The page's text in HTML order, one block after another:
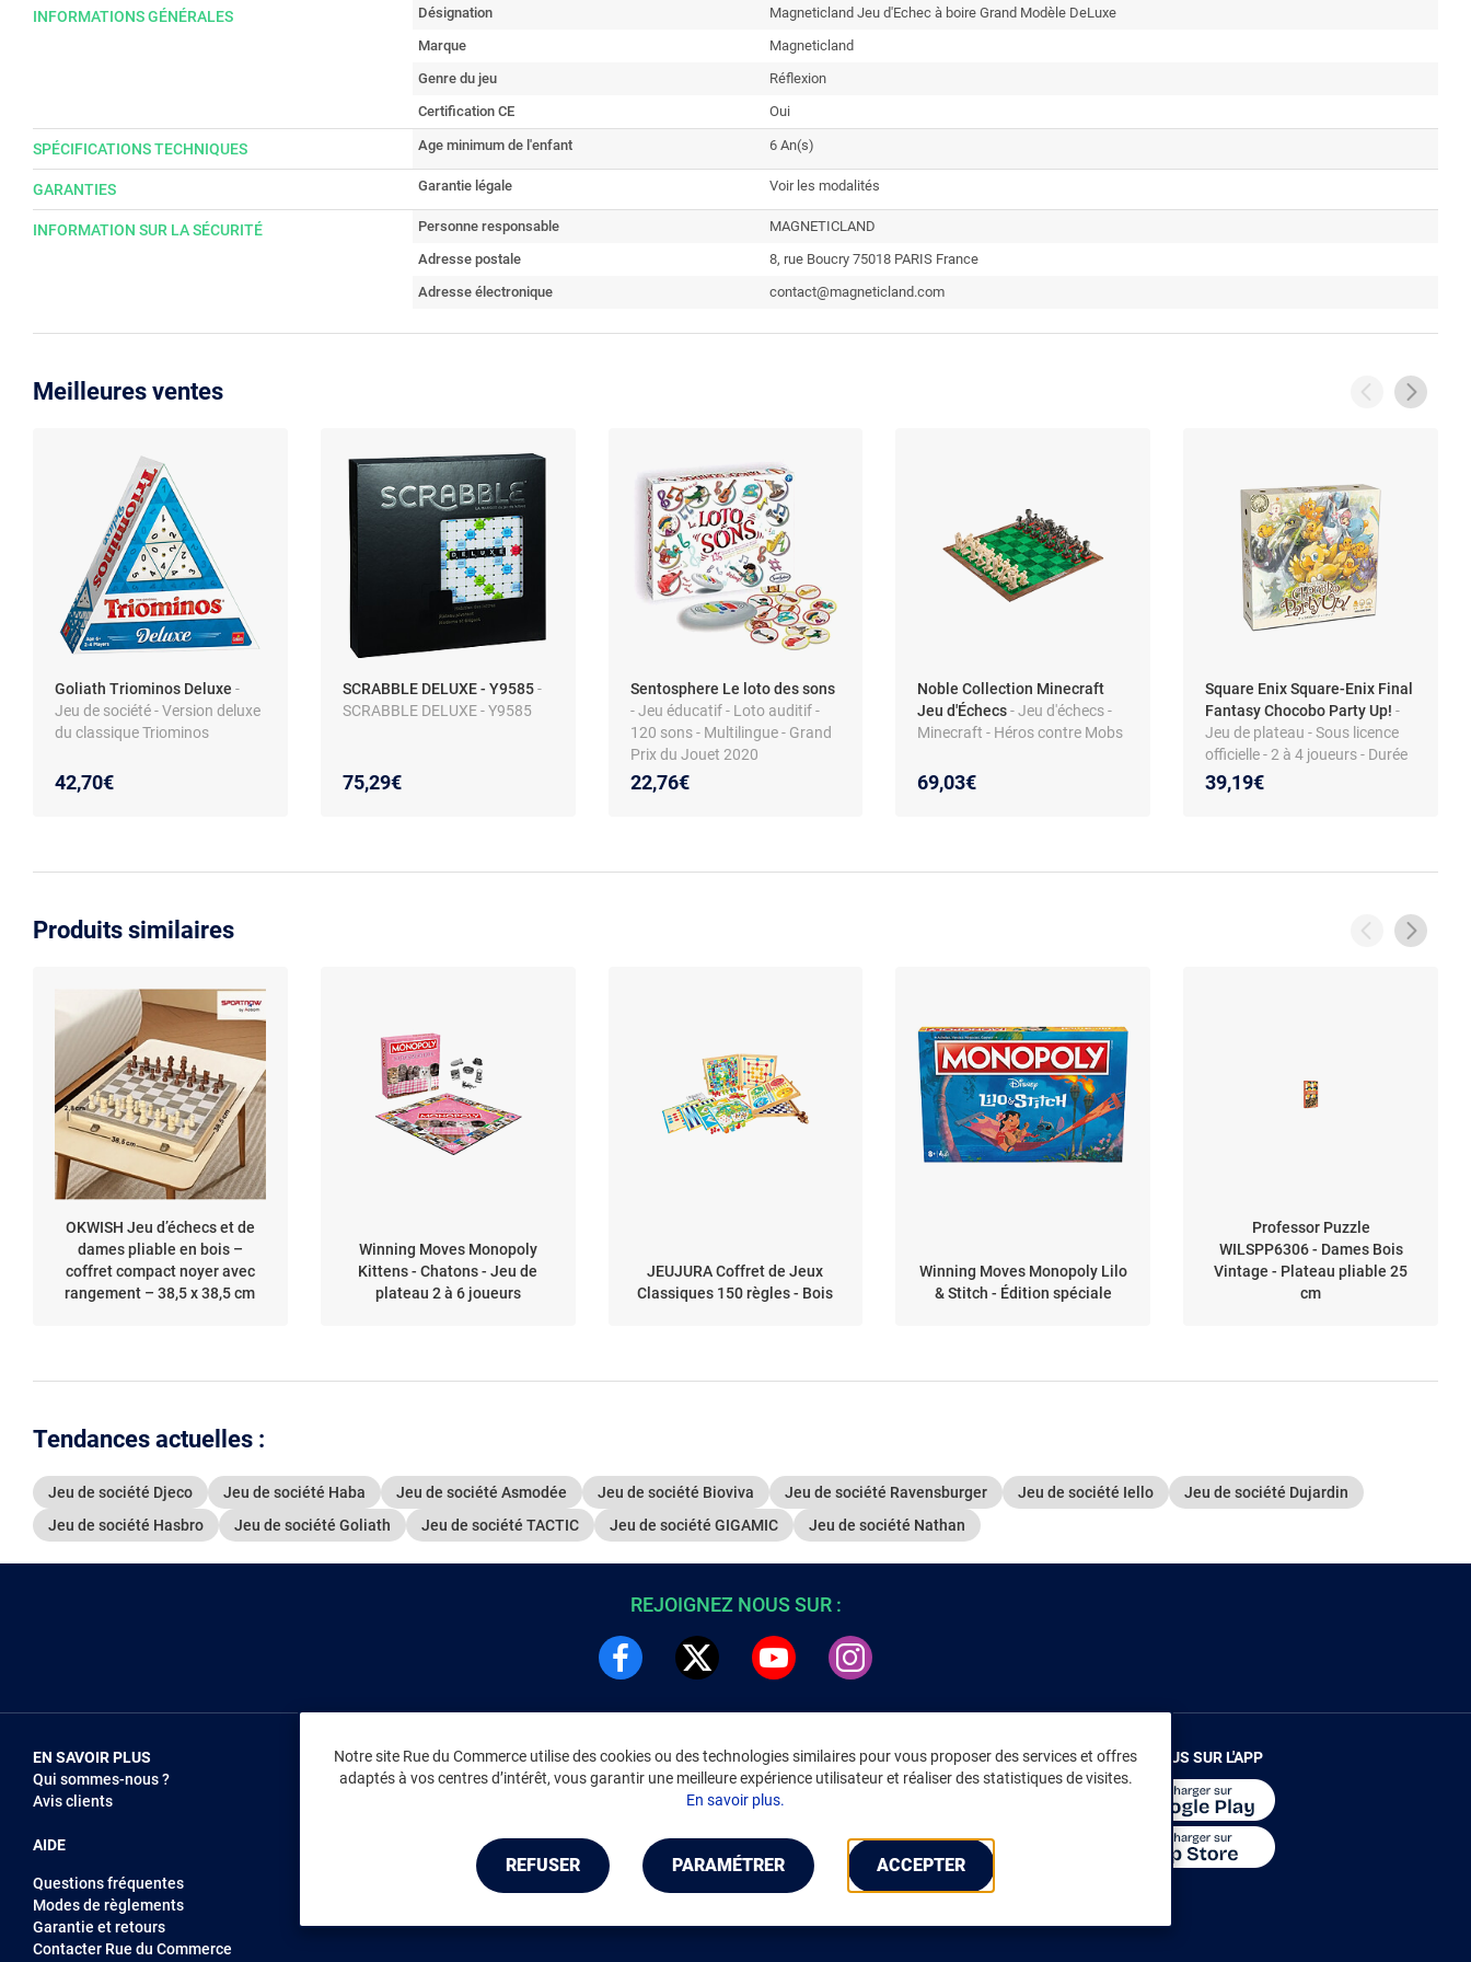
INFORMATIONS GÉNÉRALES Désignation
Magneticland Jeu d'Echec à boire Grand Modèle DeLuxe
Marque
Magneticland
Genre du jeu
Réflexion
Certification CE
Oui
SPÉCIFICATIONS TECHNIQUES Age minimum de l'enfant 6 An(s)
GARANTIES Garantie légale Voir les modalités
INFORMATION SUR LA SÉCURITÉ Personne responsable
MAGNETICLAND
Adresse postale
8, rue Boucry 75018 PARIS France
Adresse électronique
contact@magneticland.com
Meilleures ventes
Goliath Triominos Deluxe -
Jeu de société - Version deluxe
du classique Triominos
42,70€
SCRABBLE DELUXE - Y9585-
SCRABBLE DELUXE - Y9585
75,29€
Sentosphere Le loto des sons
- Jeu éducatif - Loto auditif -
120 sons - Multilingue - Grand
Prix du Jouet 2020
22,76€
Noble Collection Minecraft
Jeu d'Échecs- Jeu d'échecs -
Minecraft - Héros contre Mobs
69,03€
Square Enix Square-Enix Final
Fantasy Chocobo Party Up!-
Jeu de plateau - Sous licence
officielle - 2 à 4 joueurs - Durée
30-45 min - Multilingue
39,19€
Produits similaires
OKWISH Jeu d’échecs et de
dames pliable en bois –
coffret compact noyer avec
rangement – 38,5 x 38,5 cm
Winning Moves Monopoly
Kittens - Chatons - Jeu de
plateau 2 à 6 joueurs
JEUJURA Coffret de Jeux
Classiques 150 règles - Bois
Winning Moves Monopoly Lilo
& Stitch - Édition spéciale
Professor Puzzle
WILSPP6306 - Dames Bois
Vintage - Plateau pliable 25
cm
Tendances actuelles :
Jeu de société Djeco Jeu de société Haba Jeu de société Asmodée Jeu de société Bioviva Jeu de société Ravensburger Jeu de société Iello
Jeu de société Dujardin
Jeu de société Hasbro
Jeu de société Goliath Jeu de société TACTIC Jeu de société GIGAMIC Jeu de société Nathan
Notre site Rue du Commerce utilise des cookies ou des technologies similaires pour vous proposer des services et offres
adaptés à vos centres d’intérêt, vous garantir une meilleure expérience utilisateur et réaliser des statistiques de visites.
En savoir plus.
REFUSER PARAMÉTRER ACCEPTER
REJOIGNEZ NOUS SUR :
EN SAVOIR PLUS
Qui sommes-nous ?
Avis clients
AIDE
Questions fréquentes
Modes de règlements
Garantie et retours
Contacter Rue du Commerce
NOUS REJOINDRE
Vendez sur RDC
INFORMATIONS LÉGALES
Environnement
CGV/CGU Marketplace
Gérer mes cookies
Mentions légales
Accessibilité : non conforme
RENDEZ-VOUS SUR L'APP